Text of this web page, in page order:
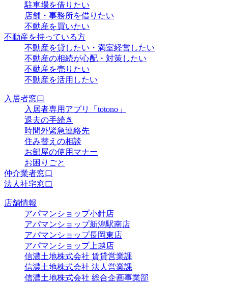
駐車場を借りたい
店舗・事務所を借りたい
不動産を買いたい
不動産を持っている方
不動産を貸したい・満室経営したい
不動産の相続が心配・対策したい
不動産を売りたい
不動産を活用したい
入居者窓口
入居者専用アプリ「totono」
退去の手続き
時間外緊急連絡先
住み替えの相談
お部屋の使用マナー
お困りごと
仲介業者窓口
法人社宅窓口
店舗情報
アパマンショップ小針店
アパマンショップ新潟駅南店
アパマンショップ長岡東店
アパマンショップ上越店
信濃土地株式会社 賃貸営業課
信濃土地株式会社 法人営業課
信濃土地株式会社 総合企画事業部